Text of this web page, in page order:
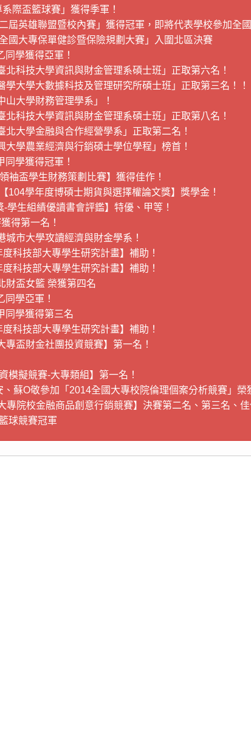
際盃籃球賽」獲得季軍！
屆英雄聯盟暨校內賽」獲得冠軍，即將代表學校參加全國
國大專保單健診暨保險規劃大賽」入圍北區決賽
學獲得亞軍！
科技大學資訊與財金管理系碩士班」正取第六名！
大學大數據科技及管理研究所碩士班」正取第三名！！
大學財務管理學系」！
科技大學資訊與財金管理系碩士班」正取第八名！
大學金融與合作經營學系」正取第二名！
學農業經濟與行銷碩士學位學程」榜首！
學獲得冠軍！
袖盃學生財務策劃比賽】獲得佳作！
104學年度博碩士期貨與選擇權論文獎】獎學金！
生組績優讀書會評鑑】特優、甲等！
得第一名！
市大學攻讀經濟與財金學系！
科技部大專學生研究計畫】補助！
科技部大專學生研究計畫】補助！
財盃女籃 榮獲第四名
學亞軍！
同學獲得第三名
科技部大專學生研究計畫】補助！
盃財金社團投資競賽】第一名！
模擬競賽-大專類組】第一名！
蘇O敬參加「2014全國大專校院倫理個案分析競賽」榮
院校金融商品創意行銷競賽】決賽第二名、第三名、佳
球競賽冠軍